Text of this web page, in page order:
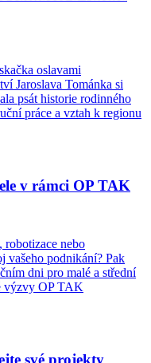
oslavami
Jaroslava Tománka si
psát historie rodinného
práce a vztah k regionu
v rámci OP TAK
robotizace nebo
vašeho podnikání? Pak
dni pro malé a střední
výzvy OP TAK
své projekty